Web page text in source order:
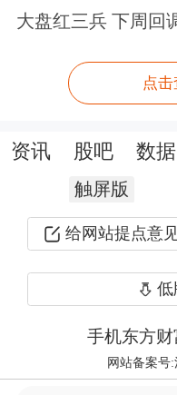
源于四方面的原
构使得资本使用
二、券商股杠
以上），因此
三、自营方向
大盘红三兵 下周回
点
资讯 股吧 数据
触屏版
给网站提点意
低
手机东方财
网站备案号: